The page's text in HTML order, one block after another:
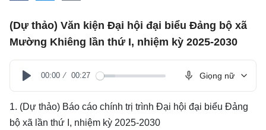
(Dự thảo) Văn kiện Đại hội đại biểu Đảng bộ xã
Mường Khiêng lần thứ I, nhiệm kỳ 2025-2030
Play
00:00 00:27 Giọng nữ
1. (Dự thảo) Báo cáo chính trị trình Đại hội đại biểu Đảng
bộ xã lần thứ I, nhiệm kỳ 2025-2030